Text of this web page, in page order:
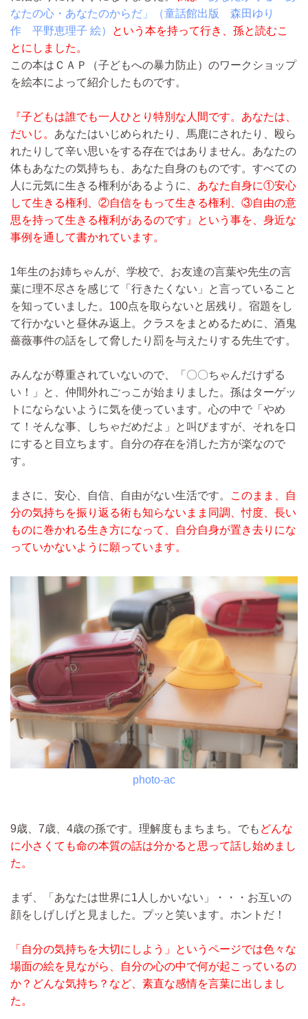
なたの心・あなたのからだ」（童話館出版 森田ゆり
作 平野恵理子 絵）
という本を持って行き、孫と読むこ
とにしました。
この本はＣＡＰ（子どもへの暴力防止）のワークショップ
を絵本によって紹介したものです。
『子どもは誰でも一人ひとり特別な人間です。あなたは、
だいじ。 あなたはいじめられたり、馬鹿にされたり、殴ら
れたりして辛い思いをする存在ではありません。あなたの
体もあなたの気持ちも、あなた自身のものです。すべての
人に元気に生きる権利があるように、 あなた自身に①安心
して生きる権利、②自信をもって生きる権利、③自由の意
思を持って生きる権利があるのです』という事を、身近な
事例を通して書かれています。
1年生のお姉ちゃんが、学校で、お友達の言葉や先生の言
葉に理不尽さを感じて「行きたくない」と言っていること
を知っていました。100点を取らないと居残り。宿題をし
て行かないと昼休み返上。クラスをまとめるために、酒鬼
薔薇事件の話をして脅したり罰を与えたりする先生です。
みんなが尊重されていないので、「〇〇ちゃんだけずる
い！」と、仲間外れごっこが始まりました。孫はターゲッ
トにならないように気を使っています。心の中で「やめ
て！そんな事、しちゃだめだよ」と叫びますが、それを口
にすると目立ちます。自分の存在を消した方が楽なので
す。
まさに、安心、自信、自由がない生活です。
このまま、自
分の気持ちを振り返る術も知らないまま同調、忖度、長い
ものに巻かれる生き方になって、自分自身が置き去りにな
っていかないように願っています。
photo-ac
9歳、7歳、4歳の孫です。理解度もまちまち。でも どんな
に小さくても命の本質の話は分かると思って話し始めまし
た。
まず、「あなたは世界に1人しかいない」・・・お互いの
顔をしげしげと見ました。プッと笑います。ホントだ！
「自分の気持ちを大切にしよう」というページでは色々な
場面の絵を見ながら、自分の心の中で何が起こっているの
か？どんな気持ち？など、素直な感情を言葉に出しまし
た。